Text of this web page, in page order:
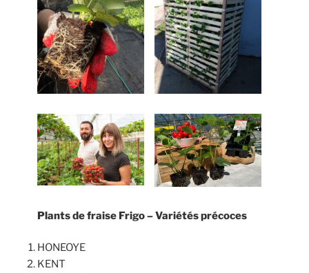
Plants de fraise Frigo – Variétés précoces
HONEOYE
KENT